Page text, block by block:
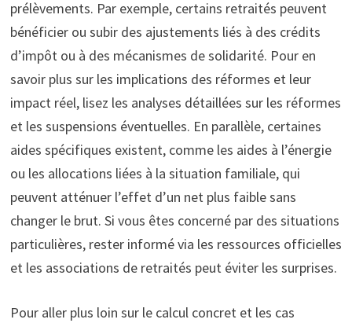
prélèvements. Par exemple, certains retraités peuvent
bénéficier ou subir des ajustements liés à des crédits
d’impôt ou à des mécanismes de solidarité. Pour en
savoir plus sur les implications des réformes et leur
impact réel, lisez les analyses détaillées sur les réformes
et les suspensions éventuelles. En parallèle, certaines
aides spécifiques existent, comme les aides à l’énergie
ou les allocations liées à la situation familiale, qui
peuvent atténuer l’effet d’un net plus faible sans
changer le brut. Si vous êtes concerné par des situations
particulières, rester informé via les ressources officielles
et les associations de retraités peut éviter les surprises.
Pour aller plus loin sur le calcul concret et les cas